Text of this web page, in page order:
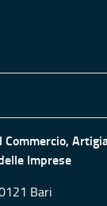
Commercio,
Imprese
Bari